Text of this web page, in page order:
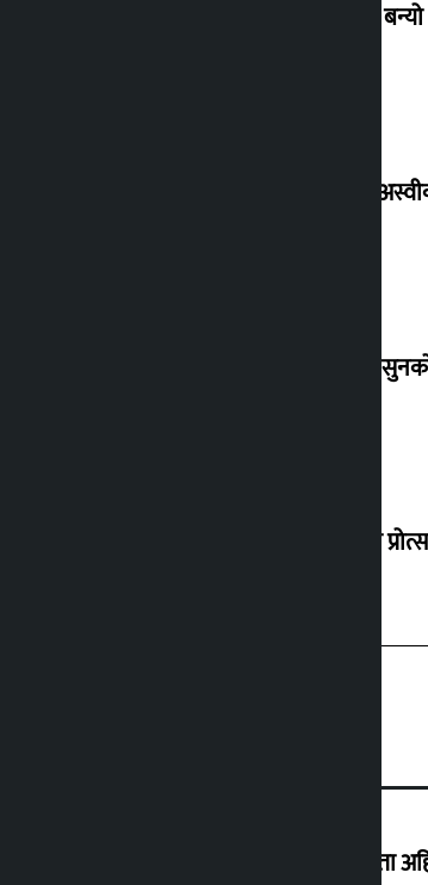
‘गौंथली’
शेखरले
शुक्रबार
‘करदाता
‘देशमा कहिल्यै नभएको शासकीय अराजकता